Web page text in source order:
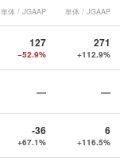
単体 / JGAAP 単体 / JGAAP
127
−52.9%
271
+112.9%
— —
-36
+67.1%
6
+116.5%